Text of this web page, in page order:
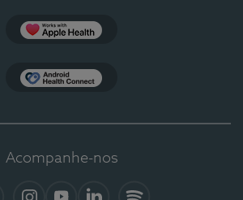
Acompanhe-nos